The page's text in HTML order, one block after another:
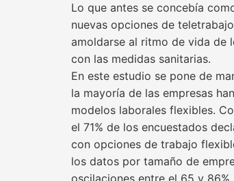
Lo que antes se concebía
nuevas opciones de
amoldarse al ritmo de vida de
con las medidas sanitarias.
En este estudio se pone de
la mayoría de las empresas
modelos laborales flexibles.
el 71% de los encuestados
con opciones de trabajo
los datos por tamaño de
oscilaciones entre el 65 y